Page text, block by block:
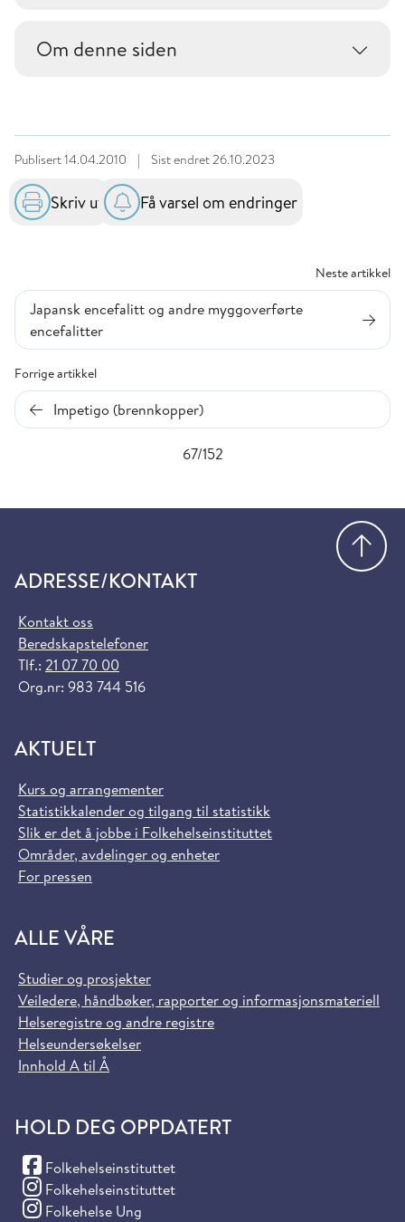
Om denne siden
Publisert14.04.2010 | Sist endret26.10.2023
Skriv ut Få varsel om endringer
Forrige artikkel
Impetigo (brennkopper)
67/152
Neste artikkel
Japansk encefalitt og andre myggoverførte
encefalitter
ADRESSE/KONTAKT
Kontakt oss
Beredskapstelefoner
Tlf.: 21 07 70 00
Org.nr: 983 744 516
AKTUELT
Kurs og arrangementer
Statistikkalender og tilgang til statistikk
Slik er det å jobbe i Folkehelseinstituttet
Områder, avdelinger og enheter
For pressen
ALLE VÅRE
Studier og prosjekter
Veiledere, håndbøker, rapporter og informasjonsmateriell
Helseregistre og andre registre
Helseundersøkelser
Innhold A til Å
HOLD DEG OPPDATERT
Folkehelseinstituttet
(Facebook)
Folkehelseinstituttet
(Instagram)
Folkehelse Ung
(Instagram)